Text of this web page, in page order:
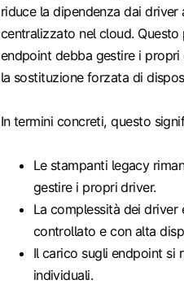
riduce la dipendenza dai
centralizzato nel cloud.
endpoint debba gestire i
la sostituzione forzata di
In termini concreti, questo
Le stampanti legacy
gestire i propri driver.
La complessità dei
controllato e con alta
Il carico sugli endpoint si
individuali.